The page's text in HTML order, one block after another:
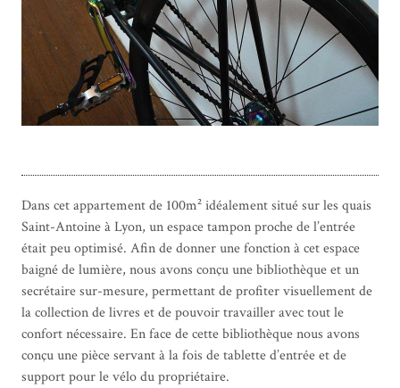
Dans cet appartement de 100m² idéalement situé sur les quais
Saint-Antoine à Lyon, un espace tampon proche de l’entrée
était peu optimisé. Afin de donner une fonction à cet espace
baigné de lumière, nous avons conçu une bibliothèque et un
secrétaire sur-mesure, permettant de profiter visuellement de
la collection de livres et de pouvoir travailler avec tout le
confort nécessaire. En face de cette bibliothèque nous avons
conçu une pièce servant à la fois de tablette d’entrée et de
support pour le vélo du propriétaire.